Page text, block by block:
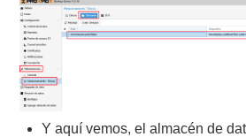
Y aquí vemos, el almacén de